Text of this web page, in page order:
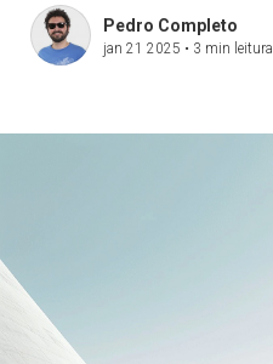
Pedro Completo
jan 21 2025 • 3 min leitura